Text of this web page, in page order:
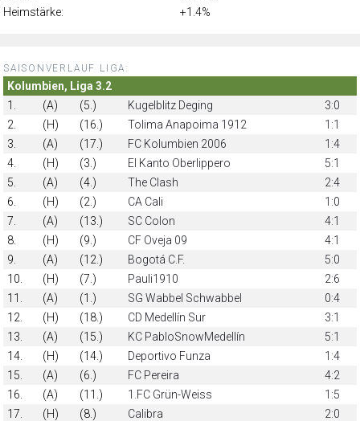
Heimstärke:
+1.4%
SAISONVERLAUF LIGA:
Kolumbien, Liga 3.2
1.
(A) (5.) Kugelblitz Deging
3:0
2.
(H) (16.) Tolima Anapoima 1912
1:1
3.
(A) (17.) FC Kolumbien 2006
1:4
4.
(H) (3.) El Kanto Oberlippero
5:1
5.
(A) (4.) The Clash
2:4
6.
(H) (2.) CA Cali
1:0
7.
(A) (13.) SC Colon
4:1
8.
(H) (9.) CF Oveja 09
4:1
9.
(A) (12.) Bogotá C.F.
5:0
10.
(H) (7.) Pauli1910
2:6
11.
(A) (1.) SG Wabbel Schwabbel
0:4
12.
(H) (18.) CD Medellín Sur
3:1
13.
(A) (15.) KC PabloSnowMedellín
5:1
14.
(H) (14.) Deportivo Funza
1:4
15.
(A) (6.) FC Pereira
4:2
16.
(A) (11.) 1.FC Grün-Weiss
1:5
17.
(H) (8.) Calibra
2:0